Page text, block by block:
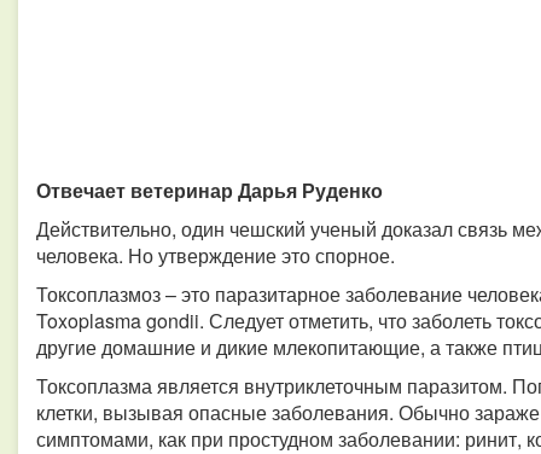
Отвечает ветеринар Дарья Руденко
Действительно, один чешский ученый доказал связь
человека. Но утверждение это спорное.
Токсоплазмоз – это паразитарное заболевание
Toxoplasma gondii. Следует отметить, что заболеть
другие домашние и дикие млекопитающие, а также
Токсоплазма является внутриклеточным паразитом.
клетки, вызывая опасные заболевания. Обычно
симптомами, как при простудном заболевании: ринит,